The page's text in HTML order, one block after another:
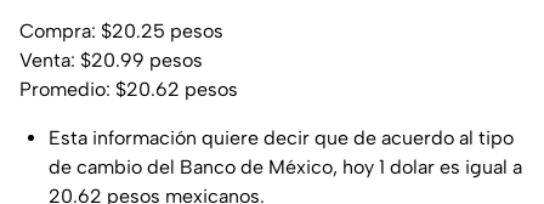
Compra: $20.25 pesos
Venta: $20.99 pesos
Promedio: $20.62 pesos
Esta información quiere decir que de acuerdo al tipo
de cambio del Banco de México, hoy 1 dolar es igual a
20.62 pesos mexicanos.